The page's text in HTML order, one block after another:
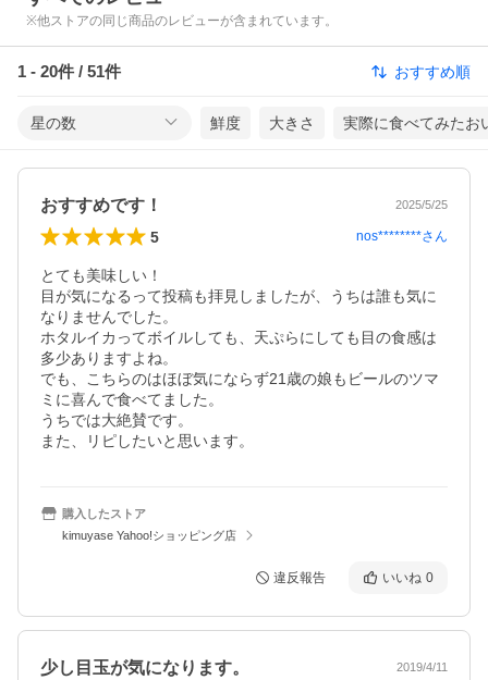
※他ストアの同じ商品のレビューが含まれています。
1 - 20件 / 51件 おすすめ順
星の数 鮮度 大きさ 実際に食べてみたお
おすすめです！ 2025/5/25
5 nos********さん
とても美味しい！
目が気になるって投稿も拝見しましたが、うちは誰も気に
なりませんでした。
ホタルイカってボイルしても、天ぷらにしても目の食感は
多少ありますよね。
でも、こちらのはほぼ気にならず21歳の娘もビールのツマ
ミに喜んで食べてました。
うちでは大絶賛です。
また、リピしたいと思います。
購入したストア
kimuyase Yahoo!ショッピング店
違反報告 いいね 0
少し目玉が気になります。 2019/4/11